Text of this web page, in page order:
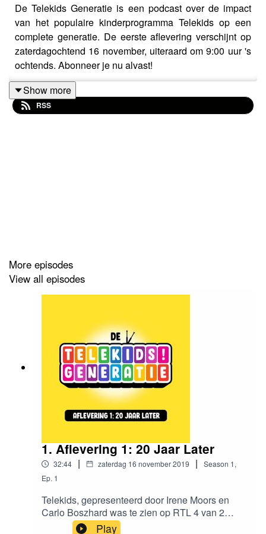
De Telekids Generatie is een podcast over de impact
van het populaire kinderprogramma Telekids op een
complete generatie. De eerste aflevering verschijnt op
zaterdagochtend 16 november, uiteraard om 9:00 uur 's
ochtends. Abonneer je nu alvast!
Show more
RSS
More episodes
View all episodes
1. Aflevering 1: 20 Jaar Later
32:44 | zaterdag 16 november 2019 | Season 1,
Ep. 1
Telekids, gepresenteerd door Irene Moors en
Carlo Boszhard was te zien op RTL 4 van 2
oktober 1989 tot en met 2 oktober 2 oktober
Play